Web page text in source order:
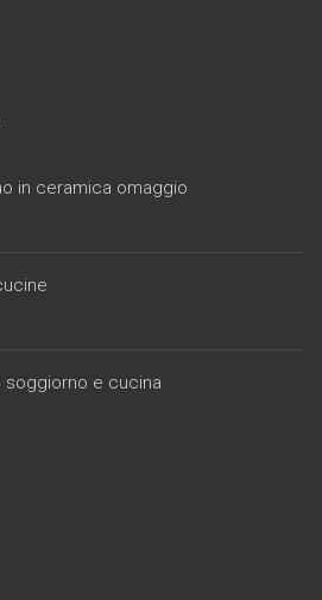
in ceramica omaggio
soggiorno e cucina